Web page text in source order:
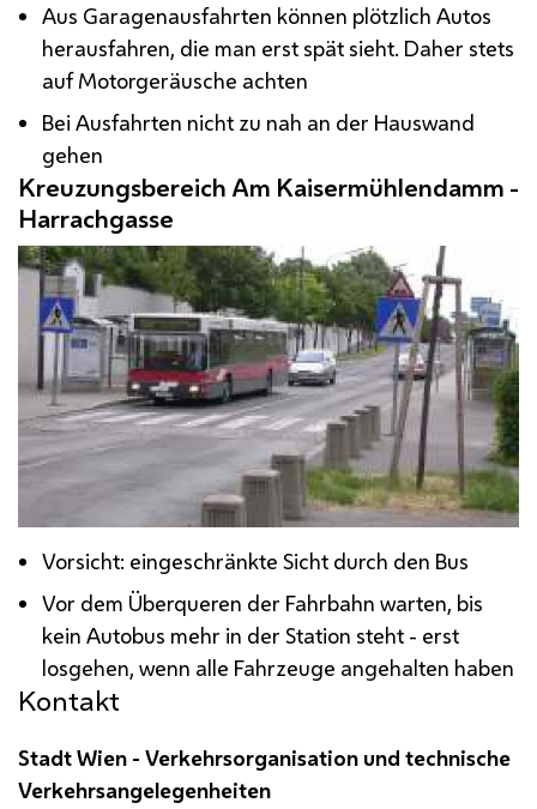
Aus Garagenausfahrten können plötzlich Autos
herausfahren, die man erst spät sieht. Daher stets
auf Motorgeräusche achten
Bei Ausfahrten nicht zu nah an der Hauswand
gehen
Kreuzungsbereich Am Kaisermühlendamm -
Harrachgasse
Vorsicht: eingeschränkte Sicht durch den Bus
Vor dem Überqueren der Fahrbahn warten, bis
kein Autobus mehr in der Station steht - erst
losgehen, wenn alle Fahrzeuge angehalten haben
Kontakt
Stadt Wien - Verkehrsorganisation und technische
Verkehrsangelegenheiten